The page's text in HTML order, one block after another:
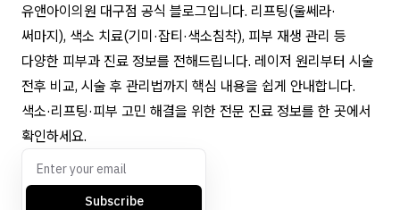
유앤아이의원 대구점 공식 블로그입니다. 리프팅(울쎄라·
써마지), 색소 치료(기미·잡티·색소침착), 피부 재생 관리 등
다양한 피부과 진료 정보를 전해드립니다. 레이저 원리부터 시술
전후 비교, 시술 후 관리법까지 핵심 내용을 쉽게 안내합니다.
색소·리프팅·피부 고민 해결을 위한 전문 진료 정보를 한 곳에서
확인하세요.
Subscribe